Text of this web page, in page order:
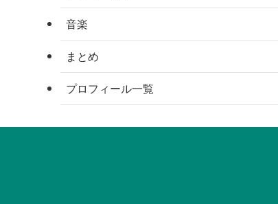
音楽
まとめ
プロフィール一覧